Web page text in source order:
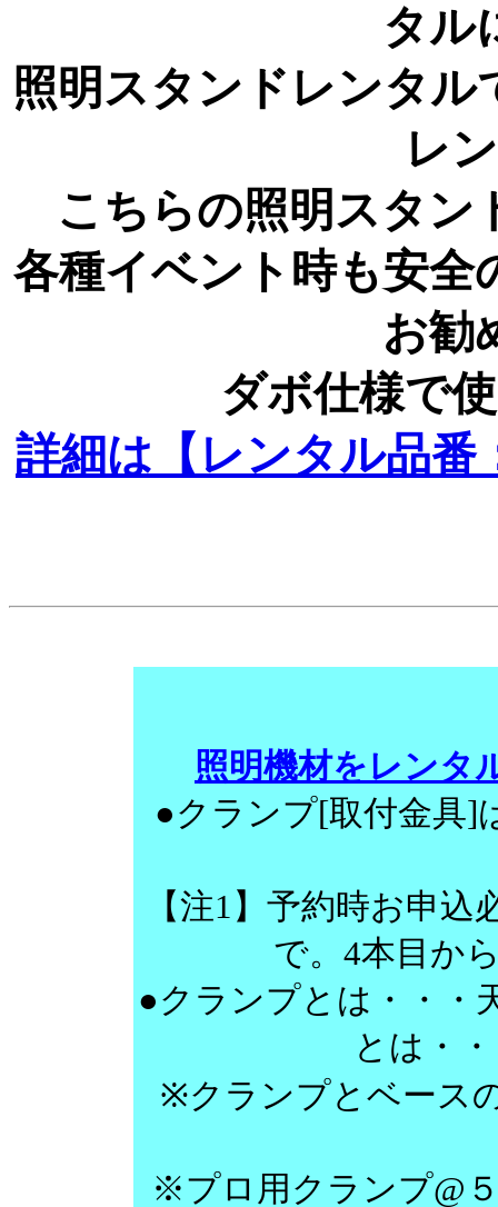
タル
照明スタンドレンタル
レ
こちらの照明スタン
各種イベント時も安全
お勧
ダボ仕様で
詳細は【レンタル品番
照明機材をレンタ
●クランプ[取付金具]
【注1】予約時お申
で。4本目か
●クランプとは・・
とは・
※クランプとベース
※プロ用クランプ@